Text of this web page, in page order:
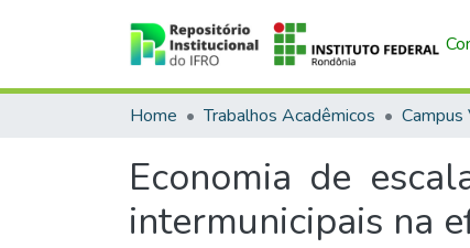
Home Trabalhos Acadêmicos Campus
Economia de
intermunicipais na